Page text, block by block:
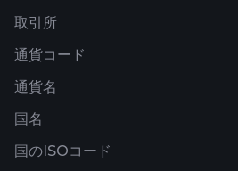
取引所
通貨コード
通貨名
国名
国のISOコード